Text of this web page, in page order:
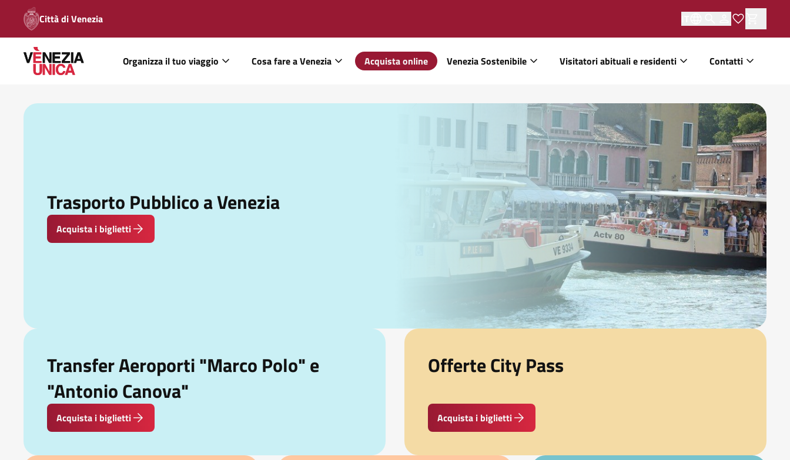
Città di Venezia
Organizza il tuo viaggio Cosa fare a Venezia Acquista online Venezia Sostenibile Visitatori abituali e residenti Contatti
Trasporto Pubblico a Venezia
Acquista i biglietti
Transfer Aeroporti "Marco Polo" e
"Antonio Canova"
Acquista i biglietti
Offerte City Pass
Acquista i biglietti